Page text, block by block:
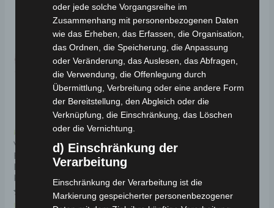
Kostenloser Versand
Angebot!
VOLTA VT5 HAUBE
ELEKTRO-
LASTENDREIRAD 25-45
KM/H
Bewertet
Ungeprüfte
Dieses
Produkt
weist
mehrere
Varianten
auf.
Optionen
können
Produktseite
Angebot!
VOLTA VT5 ELEKTRO-
LASTENDREIRAD 25-45
Bewertet
mit
Ungeprüfte
2.790,00 €
Aktueller
ist:
2.511,00 €.
oder jede solche Vorgangsreihe im
Zusammenhang mit personenbezogenen Daten
wie das Erheben, das Erfassen, die Organisation,
das Ordnen, die Speicherung, die Anpassung
oder Veränderung, das Auslesen, das Abfragen,
die Verwendung, die Offenlegung durch
Übermittlung, Verbreitung oder eine andere Form
der Bereitstellung, den Abgleich oder die
Verknüpfung, die Einschränkung, das Löschen
oder die Vernichtung.
d) Einschränkung der
Verarbeitung
Einschränkung der Verarbeitung ist die
Markierung gespeicherter personenbezogener